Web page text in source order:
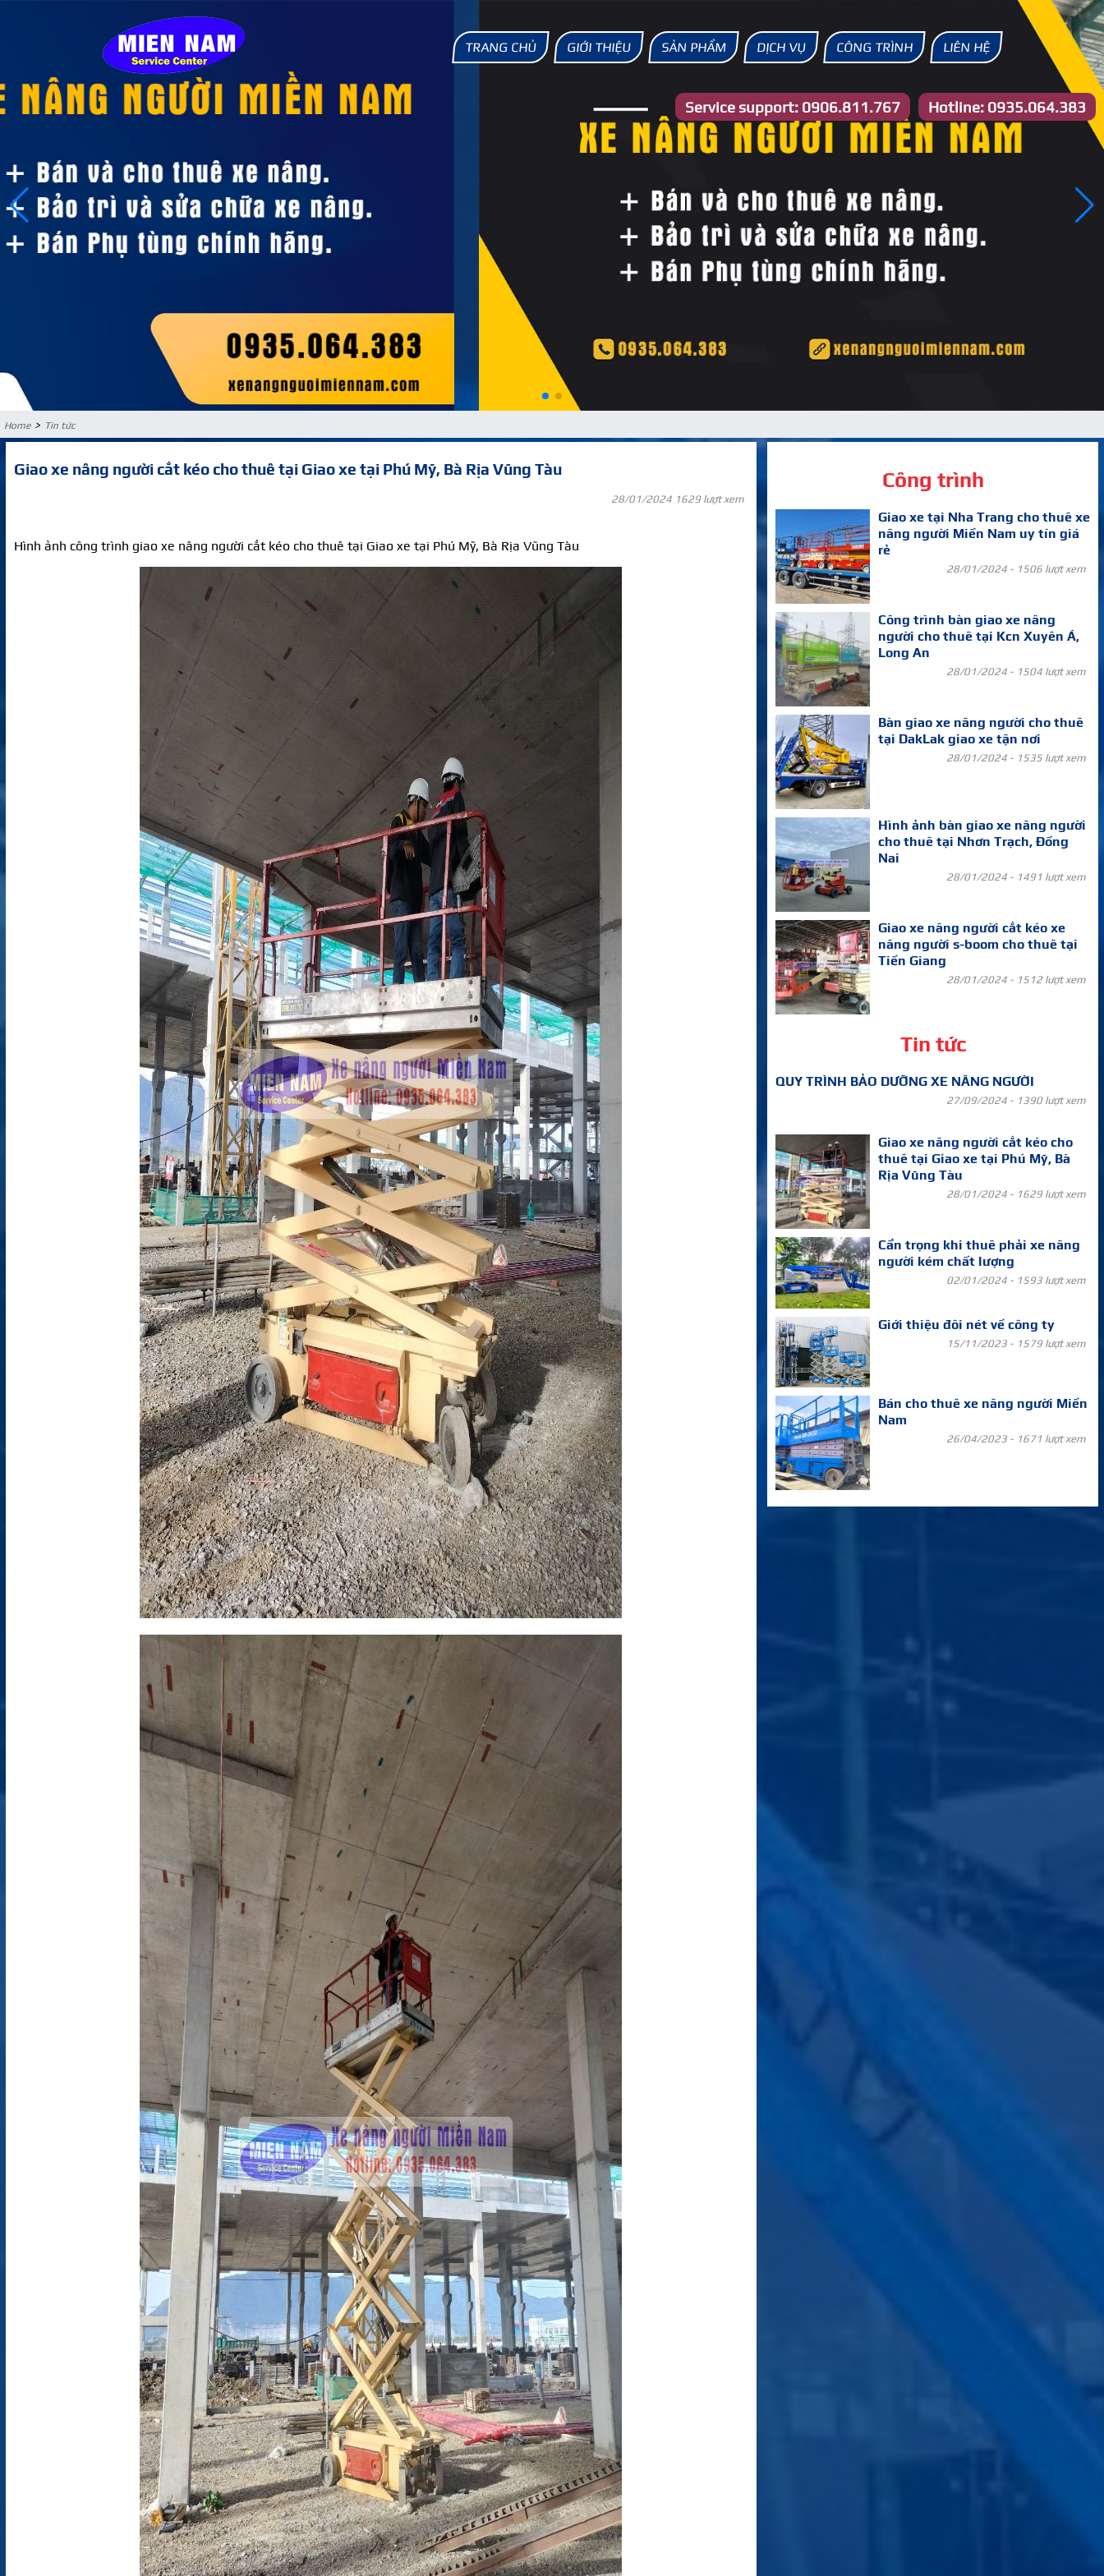
TRANG CHỦ GIỚI THIỆU SẢN PHẨM DỊCH VỤ CÔNG TRÌNH LIÊN HỆ
Hotline: 0935.064.383
Service support: 0906.811.767
Home > Tin tức
Giao xe nâng người cắt kéo cho thuê tại Giao xe tại Phú Mỹ, Bà Rịa Vũng Tàu
28/01/20241629 lượt xem
Hình ảnh công trình giao xe nâng người cắt kéo cho thuê tại Giao xe tại Phú Mỹ, Bà Rịa Vũng Tàu
Công trình
Giao xe tại Nha Trang cho thuê xe
nâng người Miền Nam uy tín giá
rẻ
28/01/2024 - 1506 lượt xem
Công trình bàn giao xe nâng
người cho thuê tại Kcn Xuyên Á,
Long An
28/01/2024 - 1504 lượt xem
Bàn giao xe nâng người cho thuê
tại DakLak giao xe tận nơi
28/01/2024 - 1535 lượt xem
Hình ảnh bàn giao xe nâng người
cho thuê tại Nhơn Trạch, Đồng
Nai
28/01/2024 - 1491 lượt xem
Giao xe nâng người cắt kéo xe
nâng người s-boom cho thuê tại
Tiền Giang
28/01/2024 - 1512 lượt xem
Tin tức
QUY TRÌNH BẢO DƯỠNG XE NÂNG NGƯỜI
27/09/2024 - 1390 lượt xem
Giao xe nâng người cắt kéo cho
thuê tại Giao xe tại Phú Mỹ, Bà
Rịa Vũng Tàu
28/01/2024 - 1629 lượt xem
Cẩn trọng khi thuê phải xe nâng
người kém chất lượng
02/01/2024 - 1593 lượt xem
Giới thiệu đôi nét về công ty
15/11/2023 - 1579 lượt xem
Bán cho thuê xe nâng người Miền
Nam
26/04/2023 - 1671 lượt xem